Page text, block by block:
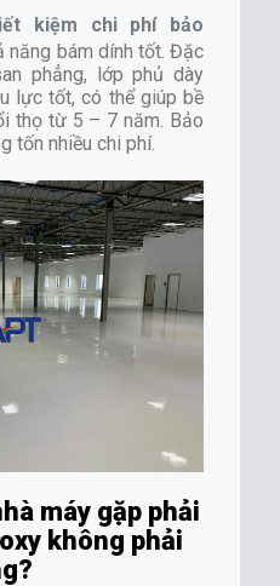
kiệm chi phí bảo
năng bám dính tốt. Đặc
phẳng, lớp phủ dày
lực tốt, có thể giúp bề
thọ từ 5 – 7 năm. Bảo
tốn nhiều chi phí.
máy gặp phải
không phải